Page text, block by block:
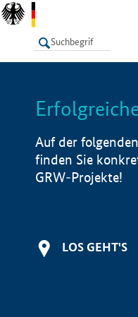
LISTE
Auf der
finden Sie
GRW-Projekte!
LOS GEHT'S